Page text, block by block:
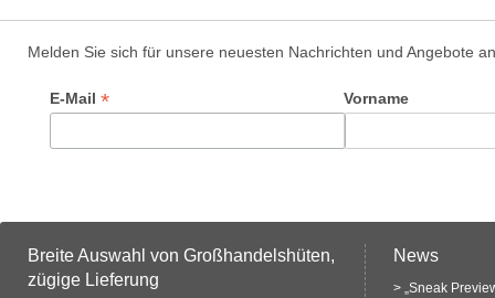
Melden Sie sich für unsere neuesten Nachrichten und Angebote an
E-Mail * Vorname
Breite Auswahl von Großhandelshüten,
zügige Lieferung
News
> „Sneak